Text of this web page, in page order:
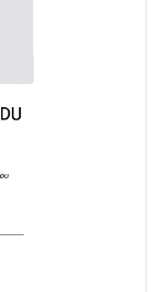
ΠΡΙΝ ΤΗ